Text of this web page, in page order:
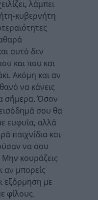
λάμπει
κυβερνήτη
αυτό δεν
και που και
Ακόμη και αν
να κάνεις
σήμερα. Όσον
σου θα
ευφυΐα, αλλά
παιχνίδια και
να σου
κουράζεις
αν μπορείς
εξόρμηση με
φίλους.